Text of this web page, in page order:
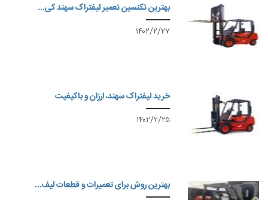
بهترین تکنسین تعمیر لیفتراک سهند کی...
۱۴۰۲/۲/۲۷
خرید لیفتراک سهند، ارزان و باکیفیت
۱۴۰۲/۲/۲۵
بهترین روش برای تعمیرات و قطعات لیف...